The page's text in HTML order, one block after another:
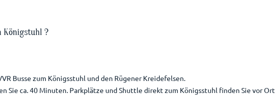
Königstuhl ?
Busse zum Königsstuhl und den Rügener Kreidefelsen.
Sie ca. 40 Minuten. Parkplätze und Shuttle direkt zum Königsstuhl finden Sie vor Ort.